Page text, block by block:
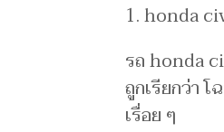
1. honda
รถ honda
ถูกเรียกว่า
เรื่อย ๆ